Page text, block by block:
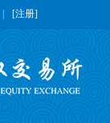
[注册]